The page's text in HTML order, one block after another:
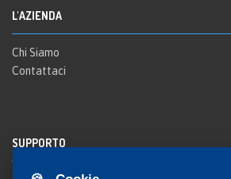
L'AZIENDA
Chi Siamo
Contattaci
SUPPORTO